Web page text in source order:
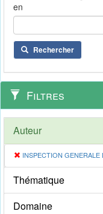
en
Rechercher
Filtres
Auteur
INSPECTION GENERALE
Thématique
Domaine